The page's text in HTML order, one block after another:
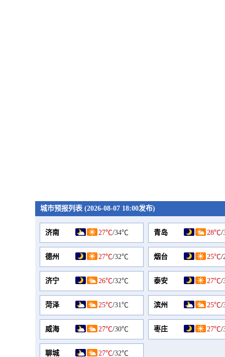
城市预报列表 (2026-08-07 18:00发布)
济南 27℃/34℃ 青岛 28℃/
德州 27℃/32℃ 烟台 25℃/
济宁 26℃/32℃ 泰安 27℃/
菏泽 25℃/31℃ 滨州 25℃/
威海 27℃/30℃ 枣庄 27℃/
聊城 27℃/32℃